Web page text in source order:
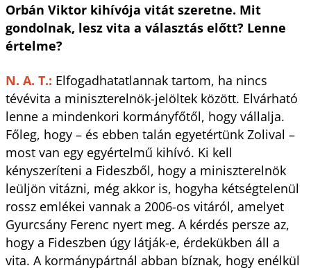
Orbán Viktor kihívója vitát szeretne. Mit
gondolnak, lesz vita a választás előtt? Lenne
értelme?
N. A. T.: Elfogadhatatlannak tartom, ha nincs
tévévita a miniszterelnök-jelöltek között. Elvárható
lenne a mindenkori kormányfőtől, hogy vállalja.
Főleg, hogy – és ebben talán egyetértünk Zolival –
most van egy egyértelmű kihívó. Ki kell
kényszeríteni a Fideszből, hogy a miniszterelnök
leüljön vitázni, még akkor is, hogyha kétségtelenül
rossz emlékei vannak a 2006-os vitáról, amelyet
Gyurcsány Ferenc nyert meg. A kérdés persze az,
hogy a Fideszben úgy látják-e, érdekükben áll a
vita. A kormánypártnál abban bíznak, hogy enélkül